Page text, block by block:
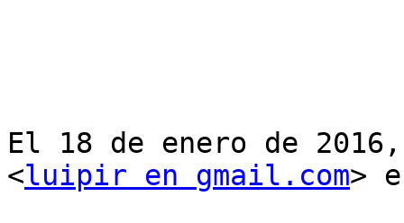
El 18 de enero de
<luipir en gmail.com>